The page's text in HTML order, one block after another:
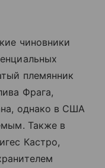
чиновники
племянник
Фрага,
однако в США
Также в
Кастро,